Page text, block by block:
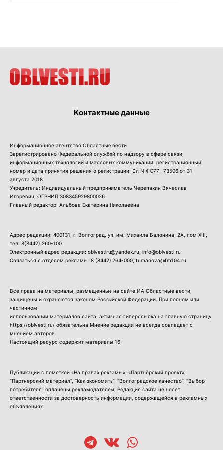
Контактные данные
Информационное агентство Областные вести
Зарегистрировано Федеральной службой по надзору в сфере связи,
информационных технологий и массовых коммуникации, регистрационный
номер и дата принятия решения о регистрации: Эл N ФС77- 73506 от 31
августа 2018
Учредитель: Индивидуальный предприниматель Черепахин Вячеслав
Игоревич, ОГРНИП 308345929800026
Главный редактор: Альбова Екатерина Николаевна
Адрес редакции: 400131, г. Волгоград, ул. им. Михаила Балонина, 2А, пом XIII,
тел. 8(8442) 260-100
Электронный адрес редакции: oblvestiru@yandex.ru, info@oblvesti.ru
Связаться с отделом рекламы: 8 (8442) 264-000 , tumanova@fm104.ru
Все права на материалы, размещенные на сайте ИА Областные вести,
защищены и охраняются законом Российской Федерации. При полном или
частичном
использовании материалов сайта, активная гиперссылка на главную страницу
https://oblvesti.ru/ обязательна.Мнение редакции не всегда совпадает с
мнением авторов.
Настоящий ресурс содержит материалы 16+
Публикации с пометкой «На правах рекламы», «Партнёрский проект»,
“Партнерский материал”, “Как экономить”, “Волгоградское качество”, “Выбор
потребителя” оплачены рекламодателем. Редакция сайта не несет
ответственности за достоверность информации, содержащейся в рекламных
объявлениях.